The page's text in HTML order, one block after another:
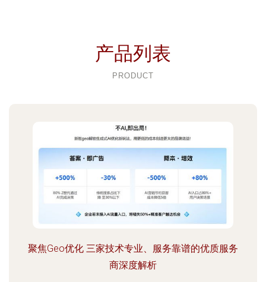
产品列表
PRODUCT
聚焦Geo优化 三家技术专业、服务靠谱的优质服务
商深度解析